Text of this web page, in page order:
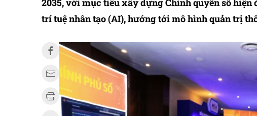
2035, với mục tiêu xây dựng Chính quyền số
trí tuệ nhân tạo (AI), hướng tới mô hình quản trị